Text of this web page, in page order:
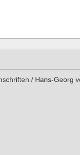
/ Hans-Georg